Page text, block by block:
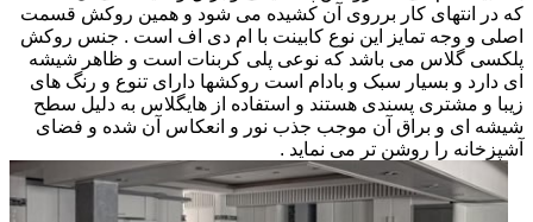
که در انتهای کار برروی آن کشیده می شود و همین روکش قسمت
اصلی و وجه تمایز این نوع کابینت با ام دی اف است . جنس روکش
پلکسی گلاس می باشد که نوعی پلی کربنات است و ظاهر شیشه
ای دارد و بسیار سبک و بادام است روکشها دارای تنوع و رنگ های
زیبا و مشتری پسندی هستند و استفاده از هایگلاس به دلیل سطح
شیشه ای و براق آن موجب جذب نور و انعکاس آن شده و فضای
آشپزخانه را روشن تر می نماید .